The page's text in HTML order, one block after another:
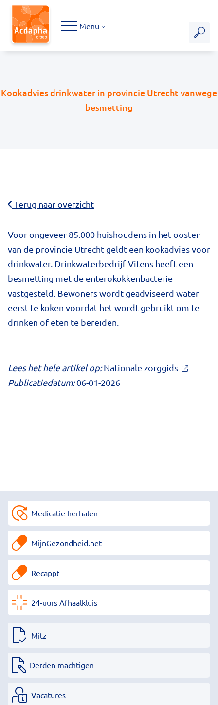
Hoofdmenu
Menu
Terug naar overzicht
Kookadvies drinkwater in provincie Utrecht vanwege
besmetting
Voor ongeveer 85.000 huishoudens in het oosten
van de provincie Utrecht geldt een kookadvies voor
drinkwater. Drinkwaterbedrijf Vitens heeft een
besmetting met de enterokokkenbacterie
vastgesteld. Bewoners wordt geadviseerd water
eerst te koken voordat het wordt gebruikt om te
drinken of eten te bereiden.
Lees het hele artikel op: Nationale zorggids
Publicatiedatum:06-01-2026
Medicatie herhalen
MijnGezondheid.net
Recappt
24-uurs Afhaalkluis
Mitz
Derden machtigen
Vacatures